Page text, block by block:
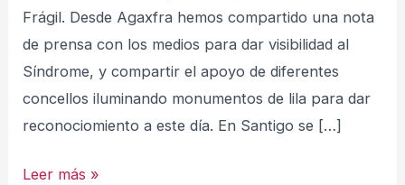
Frágil. Desde Agaxfra hemos compartido una nota
de prensa con los medios para dar visibilidad al
Síndrome, y compartir el apoyo de diferentes
concellos iluminando monumentos de lila para dar
reconociomiento a este día. En Santigo se […]
Día
Leer más »